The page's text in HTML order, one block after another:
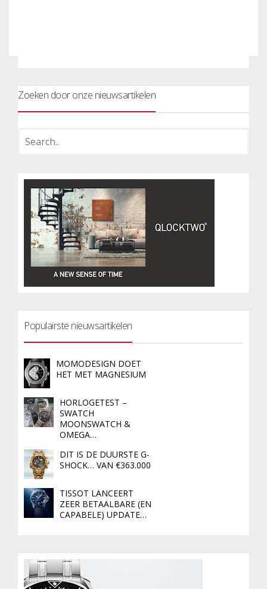
Zoeken door onze nieuwsartikelen
Populairste nieuwsartikelen
MOMODESIGN DOET
HET MET MAGNESIUM
HORLOGETEST –
SWATCH
MOONSWATCH &
OMEGA…
DIT IS DE DUURSTE G-
SHOCK… VAN €363.000
TISSOT LANCEERT
ZEER BETAALBARE (EN
CAPABELE) UPDATE…